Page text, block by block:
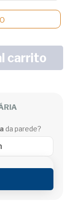
da parede?